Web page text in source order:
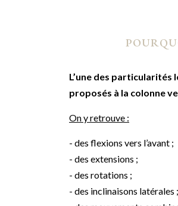
L’une des
proposés à la colonne
On y retrouve :
- des flexions vers l’avant ;
- des extensions ;
- des rotations ;
- des inclinaisons latérales ;